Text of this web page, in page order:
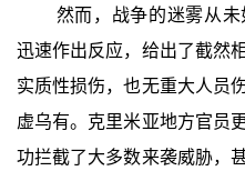
然而，战争的迷雾从
迅速作出反应，给出了截然
实质性损伤，也无重大人员
虚乌有。克里米亚地方官员
功拦截了大多数来袭威胁，